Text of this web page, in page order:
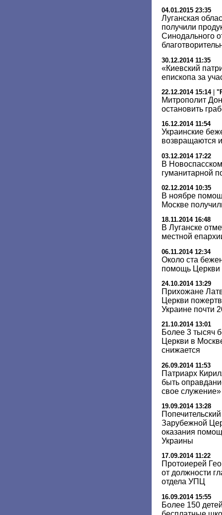
04.01.2015 23:35
Луганская
получили
Синодального
30.12.2014 11:35
«Киевский
епископа за
22.12.2014 15:14|
Митрополит
остановить
16.12.2014 11:54
Украинские
возвращаются
03.12.2014 17:22
В
гуманитарной
02.12.2014 10:35
В ноябре
Москве
18.11.2014 16:48
В Луганске
местной
06.11.2014 12:34
Около ста
помощь Церкви
24.10.2014 13:29
Прихожане
Церкви
Украине почти
21.10.2014 13:01
Более 3 тысяч
Церкви в
снижается
26.09.2014 11:53
Патриарх
быть
свое служение»
19.09.2014 13:28
Зарубежной
оказания
Украины
17.09.2014 11:22
Протоиерей
от должности
отдела УПЦ
16.09.2014 15:55
Более 150